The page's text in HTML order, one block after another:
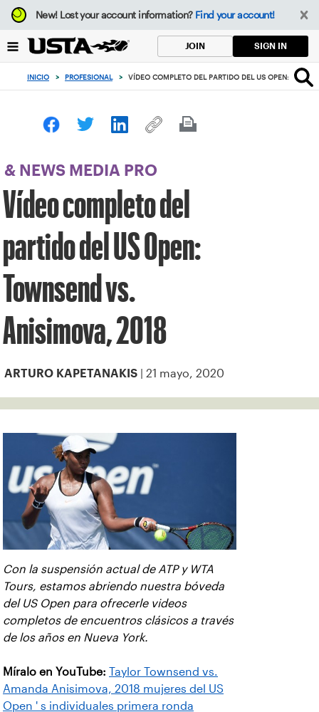
Enfoque
desde
botón
volver
principio
New!Lost your account information? Find your account!
JOIN SIGN IN
INICIO > PROFESIONAL > VÍDEO COMPLETO DEL PARTIDO DEL US OPEN:
& NEWS MEDIA PRO
Vídeo completo del
partido del US Open:
Townsend vs.
Anisimova, 2018
ARTURO KAPETANAKIS | 21 mayo, 2020
Con la suspensión actual de ATP y WTA
Tours, estamos abriendo nuestra bóveda
del US Open para ofrecerle videos
completos de encuentros clásicos a través
de los años en Nueva York.
Míralo en YouTube: Taylor Townsend vs.
Amanda Anisimova, 2018 mujeres del US
Open ' s individuales primera ronda